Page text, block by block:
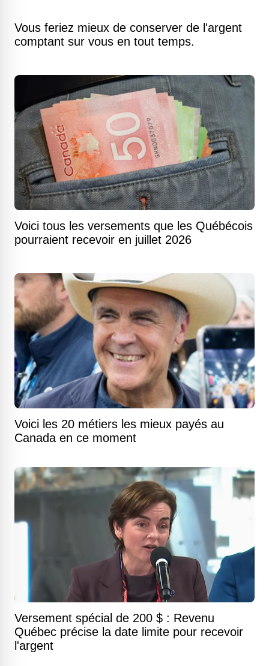
Vous feriez mieux de conserver de l'argent
comptant sur vous en tout temps.
Voici tous les versements que les Québécois
pourraient recevoir en juillet 2026
Voici les 20 métiers les mieux payés au
Canada en ce moment
Versement spécial de 200 $ : Revenu
Québec précise la date limite pour recevoir
l'argent